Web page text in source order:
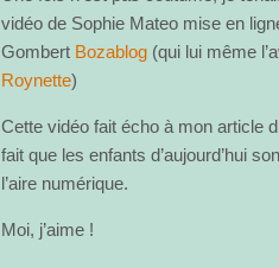
vidéo de Sophie Mateo mise en
Gombert Bozablog (qui lui même
Roynette)
Cette vidéo fait écho à mon article
fait que les enfants d’aujourd’hui
l’aire numérique.
Moi, j’aime !